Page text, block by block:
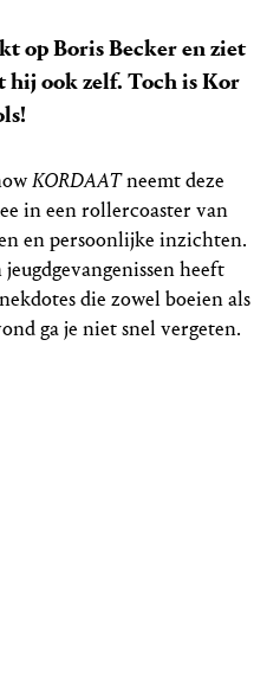
op Boris Becker en ziet
hij ook zelf. Toch is Kor
KORDAATneemt deze
in een rollercoaster van
en persoonlijke inzichten.
heeft
die zowel boeien als
ga je niet snel vergeten.